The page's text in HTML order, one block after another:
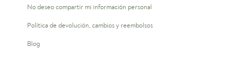
No deseo compartir mi información personal
Política de devolución, cambios y reembolsos
Blog